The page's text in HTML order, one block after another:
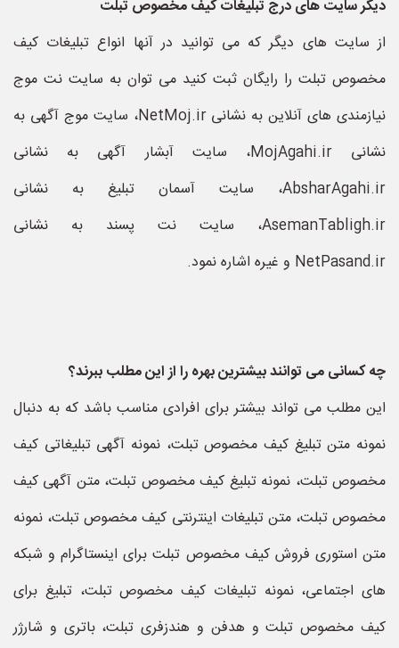
دیگر سایت های درج تبلیغات کیف مخصوص تبلت
از سایت های دیگر که می توانید در آنها انواع تبلیغات کیف
مخصوص تبلت را رایگان ثبت کنید می توان به سایت نت موج
نیازمندی های آنلاین به نشانی NetMoj.ir، سایت موج آگهی به
نشانی MojAgahi.ir، سایت آبشار آگهی به نشانی
AbsharAgahi.ir، سایت آسمان تبلیغ به نشانی
AsemanTabligh.ir، سایت نت پسند به نشانی
NetPasand.ir و غیره اشاره نمود.
چه کسانی می توانند بیشترین بهره را از این مطلب ببرند؟
این مطلب می تواند بیشتر برای افرادی مناسب باشد که به دنبال
نمونه متن تبلیغ کیف مخصوص تبلت، نمونه آگهی تبلیغاتی کیف
مخصوص تبلت، نمونه تبلیغ کیف مخصوص تبلت، متن آگهی کیف
مخصوص تبلت، متن تبلیغات اینترنتی کیف مخصوص تبلت، نمونه
متن استوری فروش کیف مخصوص تبلت برای اینستاگرام و شبکه
های اجتماعی، نمونه تبلیغات کیف مخصوص تبلت، تبلیغ برای
کیف مخصوص تبلت و هدفن و هندزفری تبلت، باتری و شارژر